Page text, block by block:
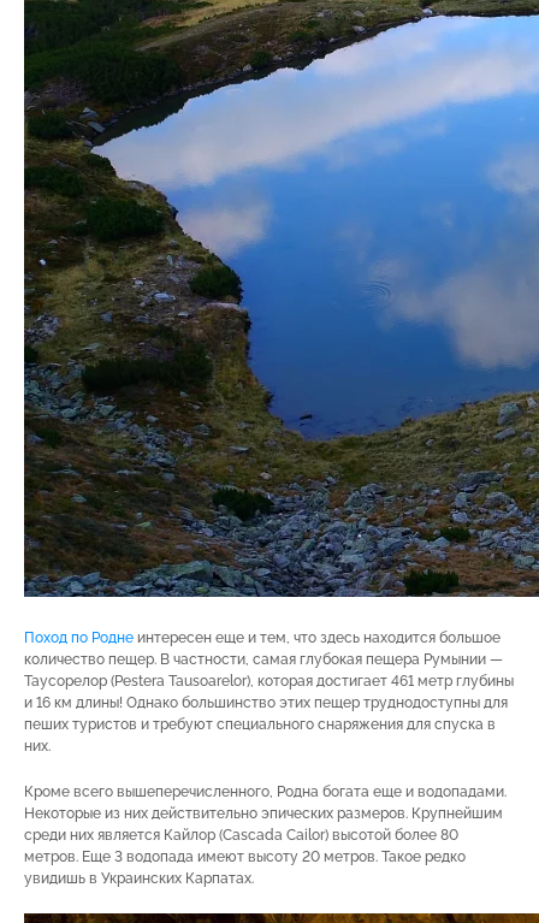
Поход по Родне интересен еще и тем, что здесь находится большое
количество пещер. В частности, самая глубокая пещера Румынии —
Таусорелор (Pestera Tausoarelor), которая достигает 461 метр глубины
и 16 км длины! Однако большинство этих пещер труднодоступны для
пеших туристов и требуют специального снаряжения для спуска в
них.
Кроме всего вышеперечисленного, Родна богата еще и водопадами.
Некоторые из них действительно эпических размеров. Крупнейшим
среди них является Кайлор (Cascada Cailor) высотой более 80
метров. Еще 3 водопада имеют высоту 20 метров. Такое редко
увидишь в Украинских Карпатах.